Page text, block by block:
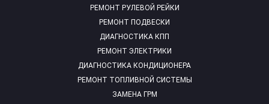
РЕМОНТ РУЛЕВОЙ РЕЙКИ
РЕМОНТ ПОДВЕСКИ
ДИАГНОСТИКА КПП
РЕМОНТ ЭЛЕКТРИКИ
ДИАГНОСТИКА КОНДИЦИОНЕРА
РЕМОНТ ТОПЛИВНОЙ СИСТЕМЫ
ЗАМЕНА ГРМ